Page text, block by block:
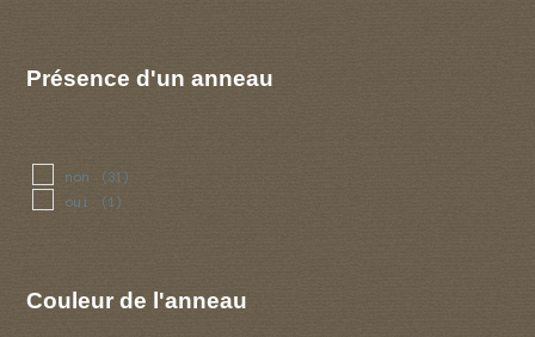
Présence d'un anneau
non (31)
oui (1)
Couleur de l'anneau